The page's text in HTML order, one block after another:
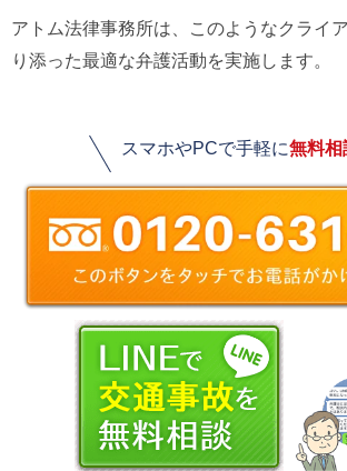
アトム法律事務所は、このようなクライ
り添った最適な弁護活動を実施します。
スマホやPCで手軽に無料相